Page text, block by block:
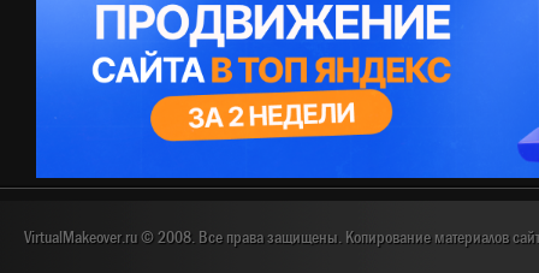
VirtualMakeover.ru © 2008. Все права защищены. Копирование материалов